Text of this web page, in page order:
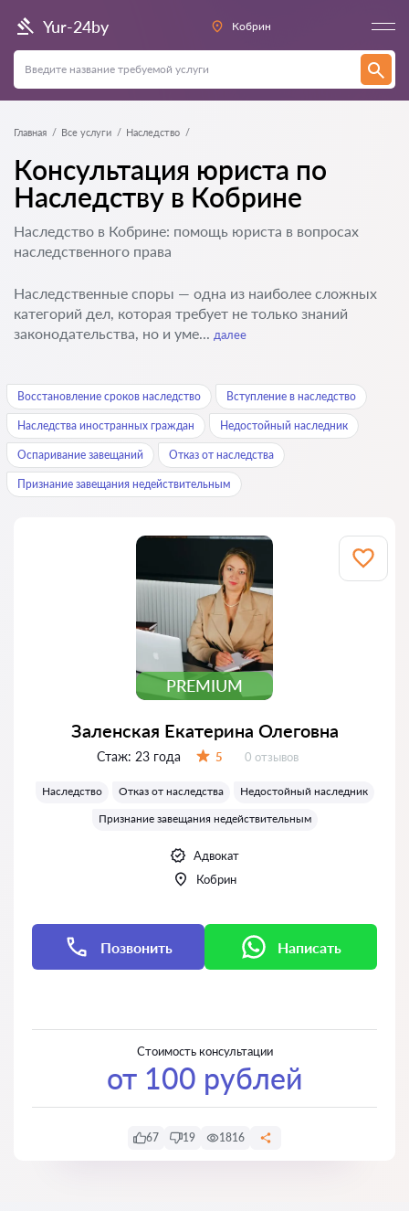
Yur-24by Кобрин
Главная Все услуги Наследство
Консультация юриста по
Наследству в Кобрине
Наследство в Кобрине: помощь юриста в вопросах
наследственного права
Наследственные споры — одна из наиболее сложных
категорий дел, которая требует не только знаний
законодательства, но и уме... далее
Восстановление сроков наследство Вступление в наследство
Наследства иностранных граждан Недостойный наследник
Оспаривание завещаний Отказ от наследства
Признание завещания недействительным
PREMIUM
Заленская Екатерина Олеговна
Стаж: 23 года 5 Отзывов:
0 отзывов
Наследство Отказ от наследства
Недостойный наследник
Признание завещания недействительным
Адвокат
Кобрин
Позвонить Написать
Стоимость консультации
от 100 рублей
67 19 1816